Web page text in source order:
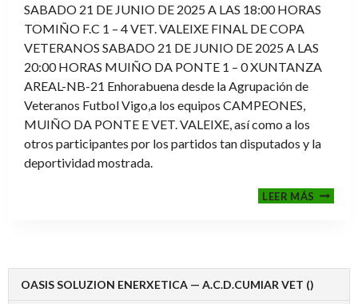
SABADO 21 DE JUNIO DE 2025 A LAS 18:00 HORAS
TOMIÑO F.C 1 – 4 VET. VALEIXE FINAL DE COPA
VETERANOS SABADO 21 DE JUNIO DE 2025 A LAS
20:00 HORAS MUIÑO DA PONTE 1 – 0 XUNTANZA
AREAL-NB-21 Enhorabuena desde la Agrupación de
Veteranos Futbol Vigo,a los equipos CAMPEONES,
MUIÑO DA PONTE E VET. VALEIXE, así como a los
otros participantes por los partidos tan disputados y la
deportividad mostrada.
LEER MÁS
2024-
OASIS SOLUZION ENERXETICA — A.C.D.CUMIAR VET ()